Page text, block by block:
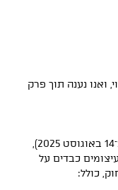
ואנו נענה תוך פרק
לפי תיקון 13 לחוק הגנת הפרטיות (החל מ־14 באוגוסט 2025),
כבדים על
כולל: